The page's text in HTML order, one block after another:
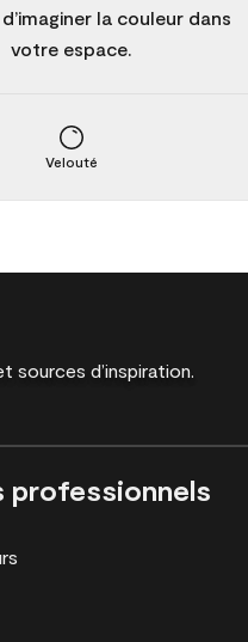
la couleur dans
votre espace.
Velouté
sources d’inspiration.
professionnels